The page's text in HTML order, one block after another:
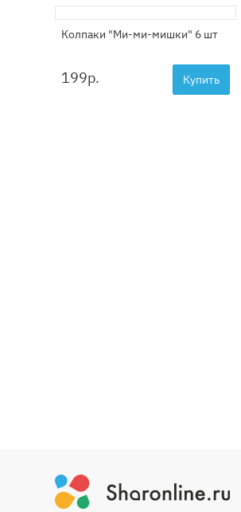
Колпаки "Ми-ми-мишки" 6 шт
199р. Купить